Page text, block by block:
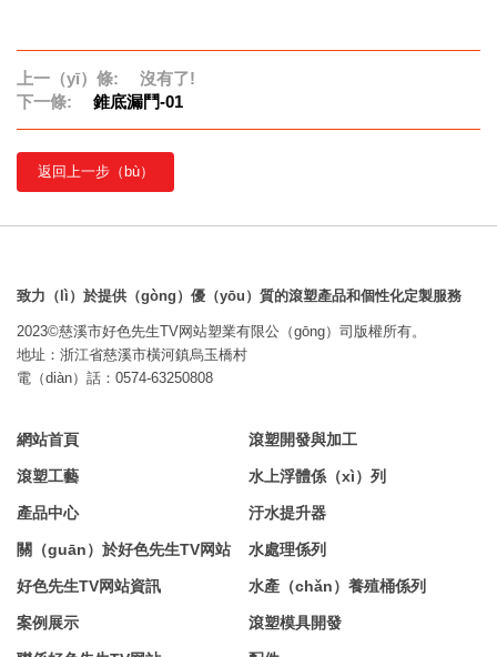
上一（yī）條:
沒有了!
下一條:
錐底漏鬥-01
返回上一步（bù）
致力（lì）於提供（gòng）優（yōu）質的滾塑產品和個性化定製服務
2023©慈溪市好色先生TV网站塑業有限公（gōng）司版權所有。
地址：浙江省慈溪市橫河鎮烏玉橋村
電（diàn）話：0574-63250808
網站首頁
滾塑工藝
產品中心
關（guān）於好色先生TV网站
好色先生TV网站資訊
案例展示
滾塑開發與加工
水上浮體係（xì）列
汙水提升器
水處理係列
水產（chǎn）養殖桶係列
滾塑模具開發